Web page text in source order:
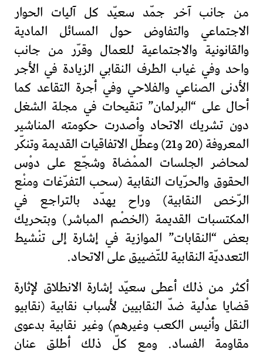
من جانب آخر جمّد سعيّد كل آليات الحوار
الاجتماعي والتفاوض حول المسائل المادية
والقانونية والاجتماعية للعمال وقرّر من جانب
واحد وفي غياب الطرف النقابي الزيادة في الأجر
الأدنى الصناعي والفلاحي وفي أجرة التقاعد كما
أحال على “البرلمان” تنقيحات في مجلة الشغل
دون تشريك الاتحاد وأصدرت حكومته المناشير
المعروفة (20 و21) وعطّل الاتفاقيات القديمة وتنكّر
لمحاضر الجلسات الممْضاة وشجّع على دوْس
الحقوق والحرّيات النقابية (سحب التفرّغات ومنْع
الرّخص النقابية) وراح يهدّد بالتراجع في
المكتسبات القديمة (الخصْم المباشر) وبتحريك
بعض “النقابات” الموازية في إشارة إلى تنْشيط
التعدديّة النقابية للتّضييق على الاتحاد.
أكثر من ذلك أعطى سعيّد إشارة الانطلاق لإثارة
قضايا عدْلية ضدّ النقابيين لأسباب نقابية (نقابيو
النقل وأنيس الكعب وغيرهم) وغير نقابية بدعوى
مقاومة الفساد. ومع كلّ ذلك أطلق عنان